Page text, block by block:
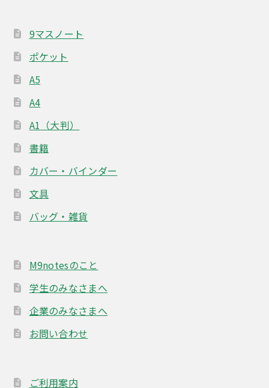
ョ
ン
9マスノート
ポケット
A5
A4
A1（大判）
書籍
カバー・バインダー
文具
バッグ・雑貨
M9notesのこと
学生のみなさまへ
企業のみなさまへ
お問い合わせ
ご利用案内